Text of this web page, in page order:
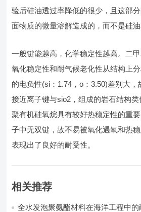
验后硅油透过率降低的很少，且这部
面物质的微量溶解造成的，而不是硅油
一般键能越高，化学稳定性越高。二
氧化稳定性和耐气候老化性从结构上
的电负性(si：1.74，o：3.50)差别大
接近离子键与sio2，组成的岩石结构
聚有机硅氧烷具有较好热稳定性的重
子中无双键，故不易被氧化遇氧和热
表现出了良好的耐受性。
相关推荐
全水发泡聚氨酯材料在海洋工程中